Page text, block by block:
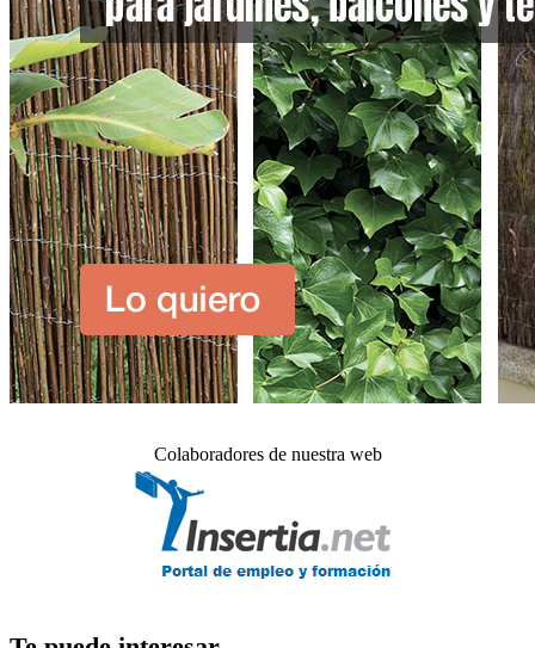
Colaboradores de nuestra web